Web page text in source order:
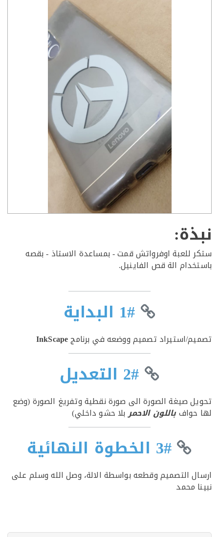
للعبة اوفرواتش قمت - بمساعدة الاستاذ - بقصه
الة قص الفاينيل.
استيراد تصميم ووضعه في برنامج InkScape
صيغة الصورة الى صورة نقطية وتفريغ الصورة (وضع
باللون الاحمربلا حشو داخلي)
التصميم وقطعه بواسطة الالة، وصل الله وسلم على
محمد